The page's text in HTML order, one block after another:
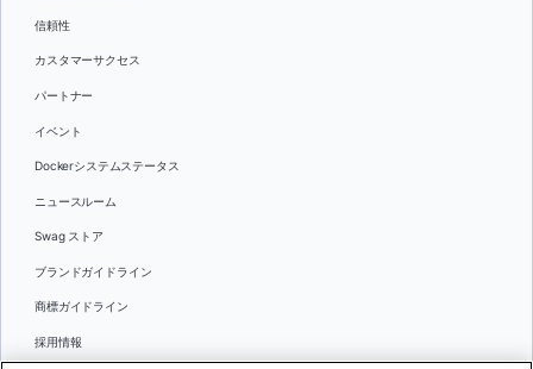
信頼性
カスタマーサクセス
パートナー
イベント
Dockerシステムステータス
ニュースルーム
Swag ストア
ブランドガイドライン
商標ガイドライン
採用情報